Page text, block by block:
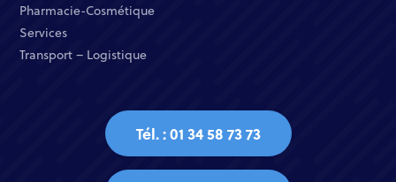
Pharmacie-Cosmétique​
Services​
Transport – Logistique
Tél. : 01 34 58 73 73